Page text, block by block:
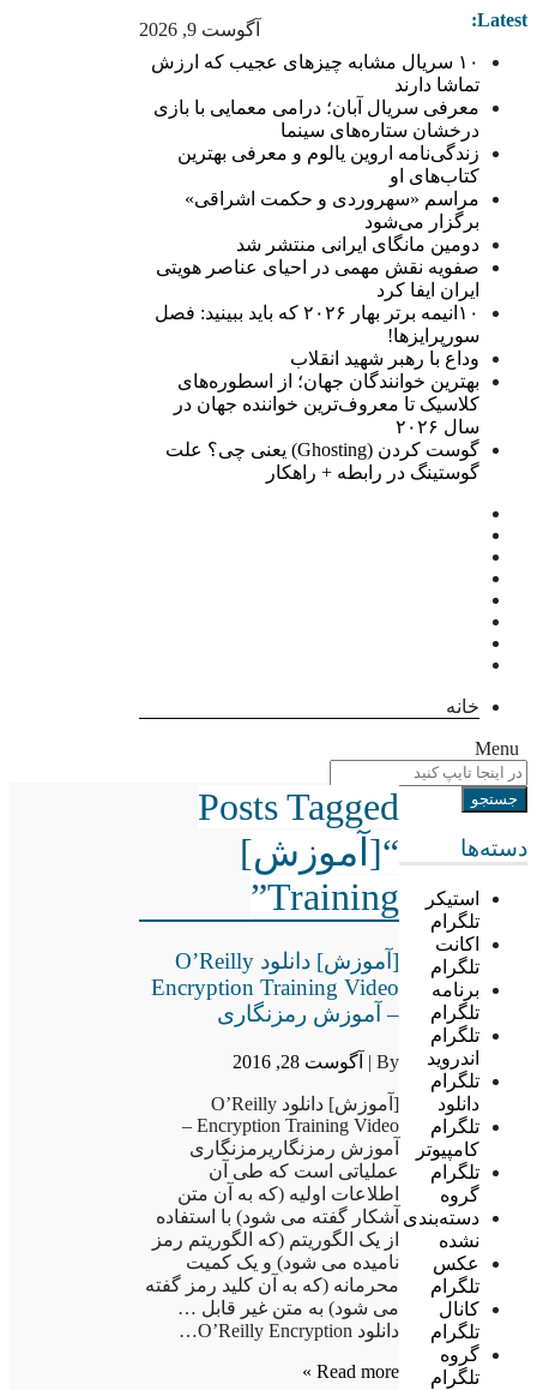
آگوست 9, 2026 Latest:
۱۰ سریال مشابه چیزهای عجیب که ارزش
تماشا دارند
معرفی سریال آبان؛ درامی معمایی با بازی
درخشان ستاره‌های سینما
زندگی‌نامه اروین یالوم و معرفی بهترین
کتاب‌های او
مراسم «سهروردی و حکمت اشراقی»
برگزار می‌شود
دومین مانگای ایرانی منتشر شد
صفویه نقش مهمی در احیای عناصر هویتی
ایران ایفا کرد
۱۰انیمه برتر بهار ۲۰۲۶ که باید ببینید: فصل
سورپرایزها!
وداع با رهبر شهید انقلاب
بهترین خوانندگان جهان؛ از اسطوره‌های
کلاسیک تا معروف‌ترین خواننده جهان در
سال ۲۰۲۶
گوست کردن (Ghosting) یعنی چی؟ علت
گوستینگ در رابطه + راهکار
خانه
Menu
دسته‌ها
استیکر
تلگرام
اکانت
تلگرام
برنامه
تلگرام
تلگرام
اندروید
تلگرام
دانلود
تلگرام
کامپیوتر
تلگرام
گروه
دسته‌بندی
نشده
عکس
تلگرام
کانال
تلگرام
گروه
تلگرام
Posts Tagged
“[آموزش]
Training”
[آموزش] دانلود O’Reilly
Encryption Training Video
– آموزش رمزنگاری
By | آگوست 28, 2016
[آموزش] دانلود O’Reilly
Encryption Training Video –
آموزش رمزنگاریرمزنگاری
عملیاتی است که طی آن
اطلاعات اولیه (که به آن متن
آشکار گفته می شود) با استفاده
از یک الگوریتم (که الگوریتم رمز
نامیده می شود) و یک کمیت
محرمانه (که به آن کلید رمز گفته
می شود) به متن غیر قابل …
دانلود O’Reilly Encryption…
Read more »